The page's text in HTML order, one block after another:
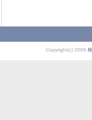
Copyright(c) 2008